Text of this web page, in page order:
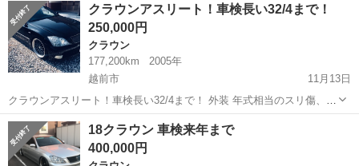
県福井市にございます。 新車・中古車の販売から車検・メンテナンス
まで...
クラウンアスリート！車検長い32/4まで！
250,000円
クラウン
177,200km
2005年
越前市
11月13日
クラウンアスリート！車検長い32/4まで！ 外装 年式相当のスリ傷、汚
れ、タッチアップ跡、塗装割れがありますが、 綺麗な状態だと思いま
す。 ブラックカッコいいです！ 現車確認も可能です。是非お願いしま
す。 内装 年...
福井 越前市 クラウン クラウンアスリート
18クラウン 車検来年まで
400,000円